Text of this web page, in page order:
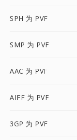
SPH 为 PVF
SMP 为 PVF
AAC 为 PVF
AIFF 为 PVF
3GP 为 PVF